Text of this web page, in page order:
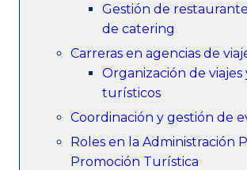
Gestión de
de catering
Carreras en agencias de
Organización de viajes
turísticos
Coordinación y gestión de
Roles en la Administración
Promoción Turística